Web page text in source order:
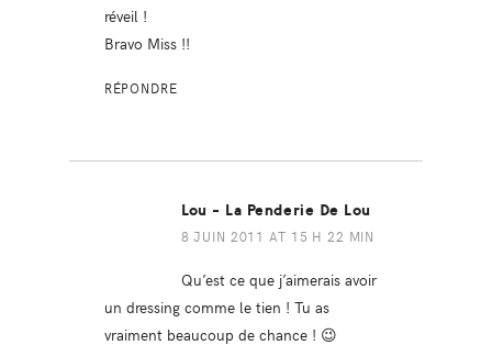
réveil !
Bravo Miss !!
RÉPONDRE
Lou - La Penderie De Lou
8 JUIN 2011 AT 15 H 22 MIN
Qu’est ce que j’aimerais avoir
un dressing comme le tien ! Tu as
vraiment beaucoup de chance ! 😉